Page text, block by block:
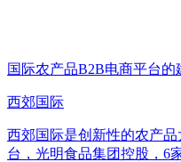
国际农产品B2B电商平台的
西郊国际
西郊国际是创新性的农产
台，光明食品集团控股，6